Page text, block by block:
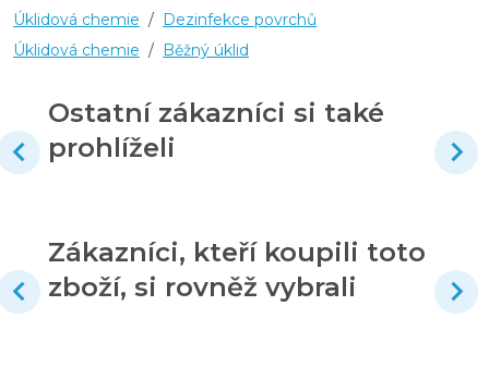
Úklidová chemie / Dezinfekce povrchů
Úklidová chemie / Běžný úklid
Ostatní zákazníci si také
prohlíželi
Zákazníci, kteří koupili toto
zboží, si rovněž vybrali